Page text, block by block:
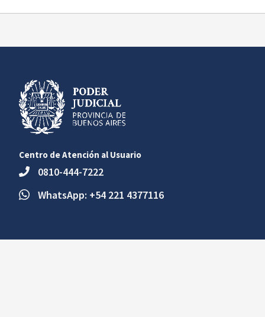
Centro de Atención al Usuario
0810-444-7222
WhatsApp: +54 221 4377116